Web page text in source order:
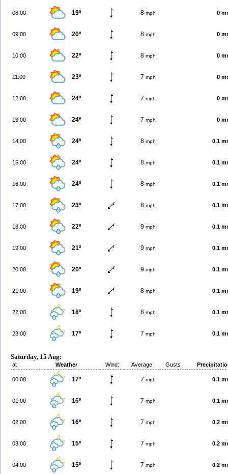
08:00 19º 8 mph 0
09:00 20º 8 mph 0
10:00 22º 8 mph 0
11:00 23º 7 mph 0
12:00 24º 7 mph 0
13:00 24º 7 mph 0
14:00 24º 8 mph 0.1
15:00 24º 8 mph 0.1
16:00 24º 8 mph 0.1
17:00 23º 8 mph 0.1
18:00 22º 9 mph 0.1
19:00 21º 9 mph 0.1
20:00 20º 9 mph 0.1
21:00 19º 8 mph 0.1
22:00 18º 8 mph 0.1
23:00 17º 7 mph 0.1
Saturday, 15 Aug:
at Weather Wind: Average Gusts
00:00 17º 7 mph 0.1
01:00 16º 7 mph 0.1
02:00 16º 7 mph 0.2
03:00 15º 7 mph 0.2
04:00 15º 7 mph 0.2